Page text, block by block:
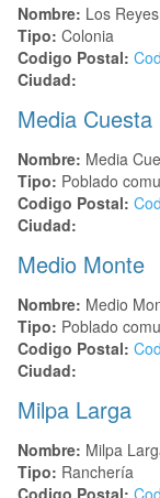
Nombre: Los Reyes
Tipo: Colonia
Codigo Postal:
Ciudad:
Media Cuesta
Nombre: Media
Tipo: Poblado
Codigo Postal:
Ciudad:
Medio Monte
Nombre: Medio
Tipo: Poblado
Codigo Postal:
Ciudad:
Milpa Larga
Nombre: Milpa
Tipo: Ranchería
Codigo Postal: